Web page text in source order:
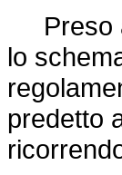
Preso
lo
predetto